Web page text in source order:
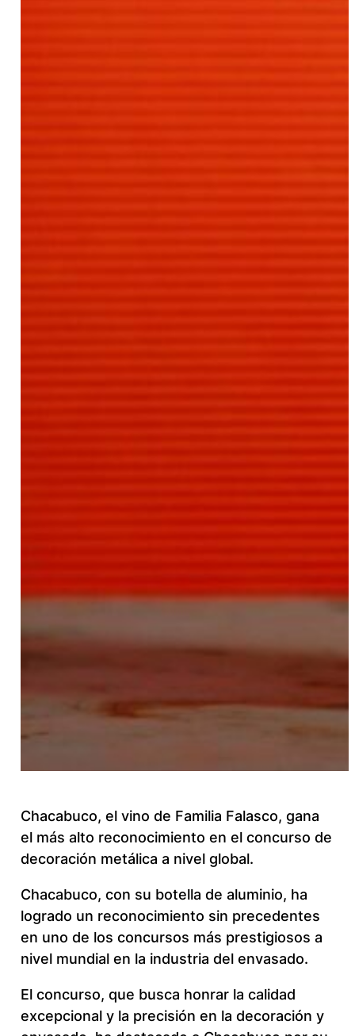
Chacabuco, el vino de Familia Falasco, gana
el más alto reconocimiento en el concurso de
decoración metálica a nivel global.
Chacabuco, con su botella de aluminio, ha
logrado un reconocimiento sin precedentes
en uno de los concursos más prestigiosos a
nivel mundial en la industria del envasado.
El concurso, que busca honrar la calidad
excepcional y la precisión en la decoración y